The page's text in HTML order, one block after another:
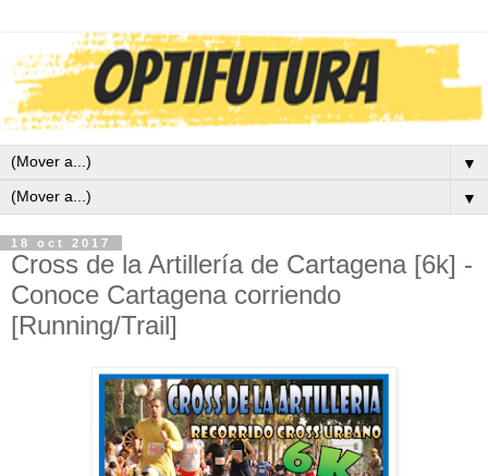
▼
▼
18 oct 2017
Cross de la Artillería de Cartagena [6k] -
Conoce Cartagena corriendo
[Running/Trail]